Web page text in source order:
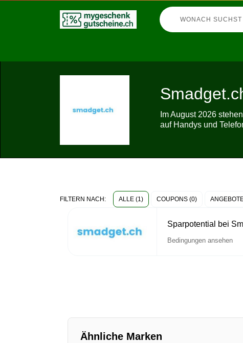
Im August 2026
auf Handys und
FILTERN NACH: ALLE (1) COUPONS (0)
Sparpotential bei
Bedingungen ansehen
Ähnliche Marken